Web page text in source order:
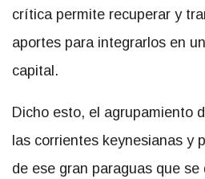
crítica permite recuperar y
aportes para integrarlos en
capital.
Dicho esto, el agrupamiento
las corrientes keynesianas y
de ese gran paraguas que se